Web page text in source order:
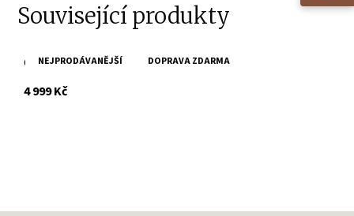
Související produkty
NEJPRODÁVANĚJŠÍ DOPRAVA ZDARMA
Černá kožená bunda GWLiziya
4 999 Kčs DPH